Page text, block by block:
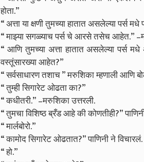
होता.”
“ अत्ता या क्षणी तुमच्या हातात असलेल्या पर्स
“ माझ्या सगळ्याच पर्स चे आरसे तसेच आहेत.”
“ आणि तुमच्या अत्ता हातात असलेल्या पर्स
वस्तूंसारख्या आहेत?”
“ सर्वसाधारण तशाच ” मरुशिका म्हणाली
“ तुम्ही सिगारेट ओढता का?”
“ कधीतरी.” –मरुशिका उत्तरली.
“ तुमचा विशिष्ठ ब्रँड आहे की कोणतीही?”
“ मार्लबोरो.”
“ कामोद सिगारेट ओढतात?” पाणिनी ने विचारलं.
“ हो.”